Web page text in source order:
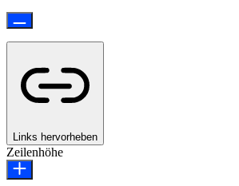
Links hervorheben
Zeilenhöhe